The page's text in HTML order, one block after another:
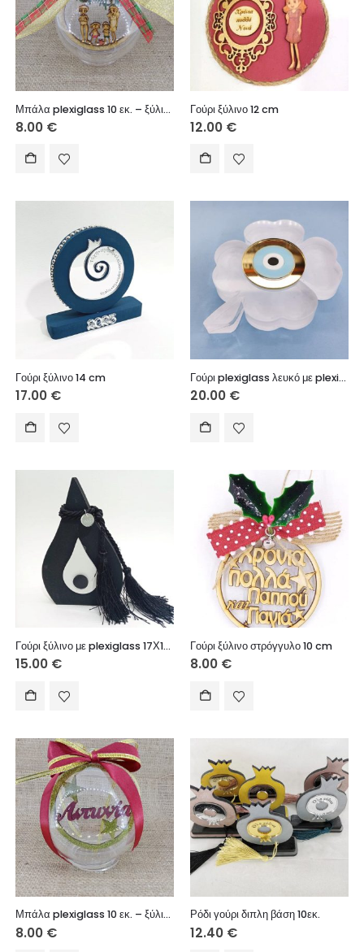
Μπάλα plexiglass 10 εκ. – ξύλινο στοιχείο Καλή Χρονιά (οικογένεια)
8.00 €
Γούρι ξύλινο 12 cm
12.00 €
Γούρι ξύλινο 14 cm
17.00 €
Γούρι plexiglass λευκό με plexiglass καθρέφτη χρυσό 15 cm
20.00 €
Γούρι ξύλινο με plexiglass 17Χ11 cm
15.00 €
Γούρι ξύλινο στρόγγυλο 10 cm
8.00 €
Μπάλα plexiglass 10 εκ. – ξύλινο στοιχείο με όνομα (όνομα επιλογής σας)
8.00 €
Ρόδι γούρι διπλη βάση 10εκ.
12.40 €